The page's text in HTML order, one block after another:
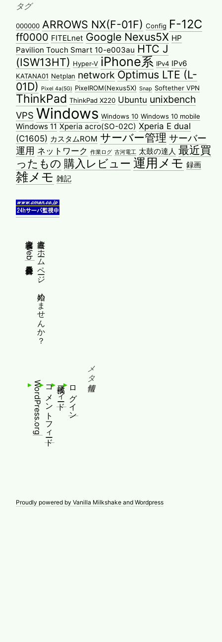
タグ
000000 ARROWS NX(F-01F) Config F-12C
ff0000 FITELnet Google Nexus5X HP
Pavilion Touch Smart 10-e003au HTC J
(ISW13HT) Hyper-V iPhone系 IPv4 IPv6
KATANA01 Netplan network Optimus LTE (L-
01D)
Pixel 4a(5G) PixelROM(Nexus5X) Snap Softether VPN
ThinkPad ThinkPad X220 Ubuntu unixbench
VPS Windows Windows 10 Windows 10 mobile
Windows 11 Xperia acro(SO-02C) Xperia E dual
(C1605) カスタムROM サーバー管理 サーバー
運用 ネットワーク 作業ログ 古河電工 太鼓の達人 最近買
ったもの 購入レビュー 運用メモ 録画
雑メモ 雑記
縦書きホームページ、始めませんか？
縦書きWeb普及委員会
メタ情報
ログイン
投稿フィード
コメントフィード
WordPress.org
Proudly powered by Vanilla Milkshake and Wordpress